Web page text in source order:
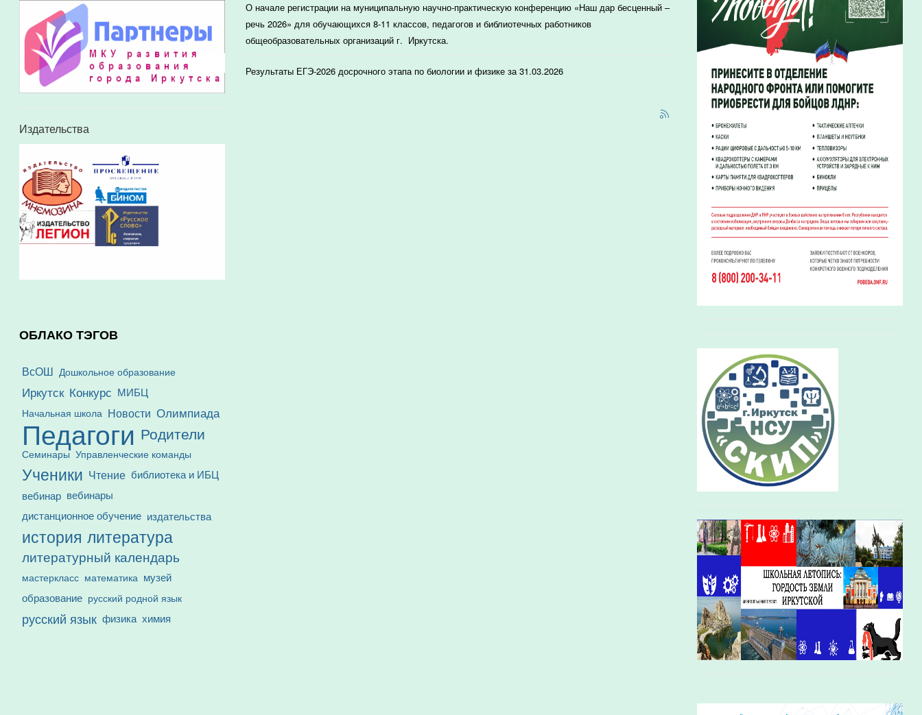
Издательства
ОБЛАКО ТЭГОВ
ВсОШ Дошкольное образование
Иркутск Конкурс МИБЦ
Начальная школа Новости Олимпиада
Педагоги Родители
Семинары Управленческие команды
Ученики Чтение библиотека и ИБЦ
вебинар вебинары
дистанционное обучение издательства
история литература
литературный календарь
мастеркласс математика музей
образование русский родной язык
русский язык физика химия
О начале регистрации на муниципальную научно-практическую конференцию «Наш дар бесценный –
речь 2026» для обучающихся 8-11 классов, педагогов и библиотечных работников
общеобразовательных организаций г. Иркутска.
Результаты ЕГЭ-2026 досрочного этапа по биологии и физике за 31.03.2026